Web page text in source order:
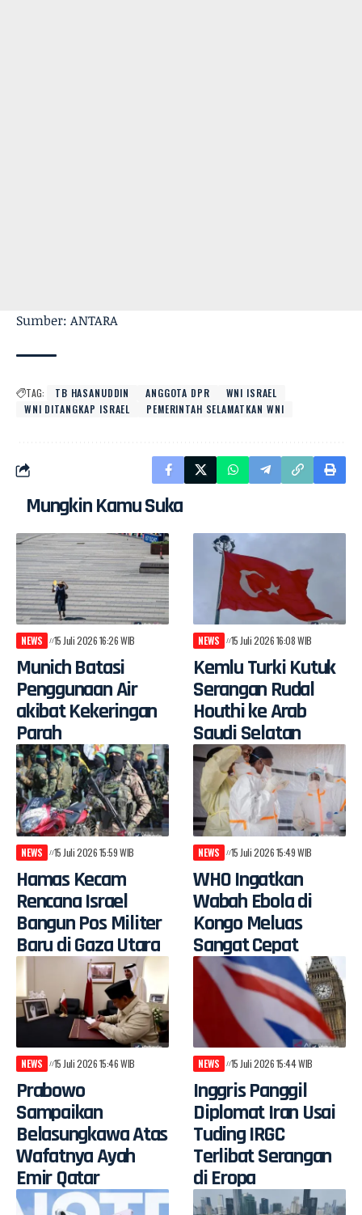
Sumber: ANTARA
TAG: TB HASANUDDIN ANGGOTA DPR
WNI ISRAEL
WNI DITANGKAP ISRAEL
PEMERINTAH SELAMATKAN WNI
Mungkin Kamu Suka
NEWS 15 Juli 2026 16:26 WIB
Munich Batasi
Penggunaan Air
akibat Kekeringan
Parah
NEWS 15 Juli 2026 16:08 WIB
Kemlu Turki Kutuk
Serangan Rudal
Houthi ke Arab
Saudi Selatan
NEWS 15 Juli 2026 15:59 WIB
Hamas Kecam
Rencana Israel
Bangun Pos Militer
Baru di Gaza Utara
NEWS 15 Juli 2026 15:49 WIB
WHO Ingatkan
Wabah Ebola di
Kongo Meluas
Sangat Cepat
NEWS 15 Juli 2026 15:46 WIB
Prabowo
Sampaikan
Belasungkawa Atas
Wafatnya Ayah
Emir Qatar
NEWS 15 Juli 2026 15:44 WIB
Inggris Panggil
Diplomat Iran Usai
Tuding IRGC
Terlibat Serangan
di Eropa